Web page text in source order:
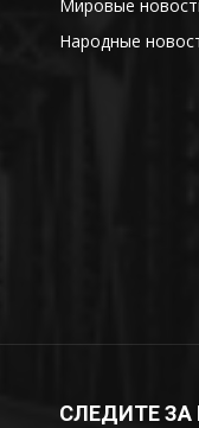
Мировые
Народные
СЛЕДИТЕ